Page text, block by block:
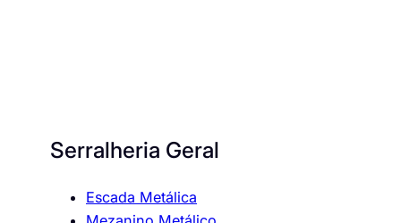
Serralheria Geral
Escada Metálica